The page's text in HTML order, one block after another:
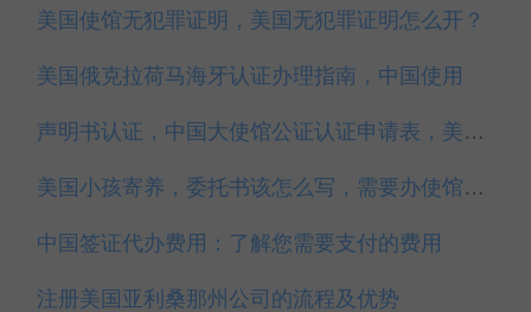
美国使馆无犯罪证明，美国无犯罪证明怎么开？
美国俄克拉荷马海牙认证办理指南，中国使用
声明书认证，中国大使馆公证认证申请表，美国驻中国大使馆公证
美国小孩寄养，委托书该怎么写，需要办使馆认证吗？
中国签证代办费用：了解您需要支付的费用
注册美国亚利桑那州公司的流程及优势